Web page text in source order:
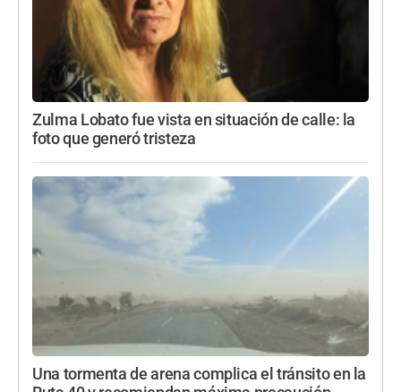
Zulma Lobato fue vista en situación de calle: la
foto que generó tristeza
Una tormenta de arena complica el tránsito en la